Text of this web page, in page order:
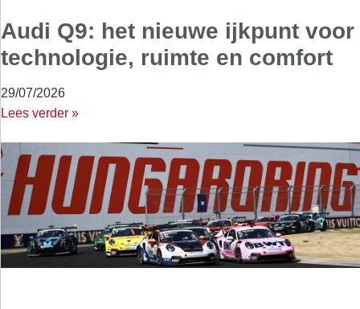
Audi Q9: het nieuwe ijkpunt voor
technologie, ruimte en comfort
29/07/2026
Lees verder »